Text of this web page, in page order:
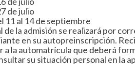
de julio
11 al 14 de septiembre
la admisión se realizará por
en su autopreinscripción.
a la automatrícula que deberá
su situación personal en la